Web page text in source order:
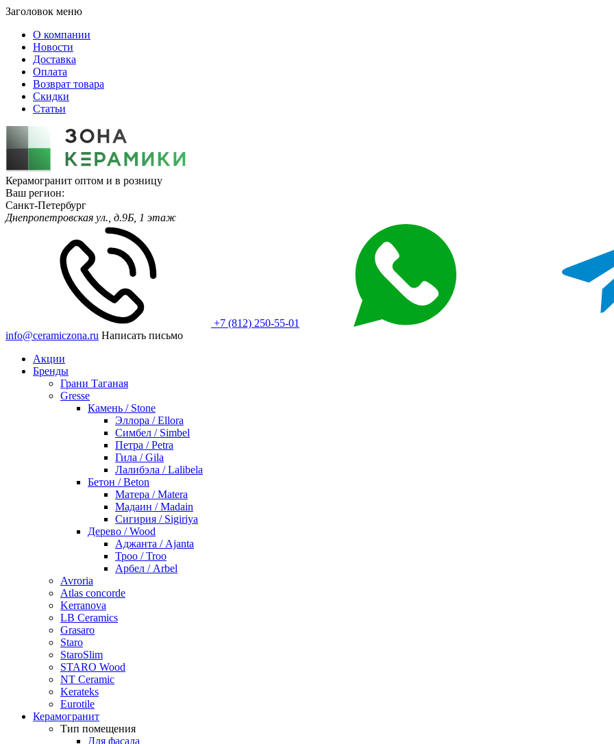
Заголовок меню
О компании
Новости
Доставка
Оплата
Возврат товара
Скидки
Статьи
Керамогранит оптом и в розницу
Ваш регион:
Санкт-Петербург
Днепропетровская ул., д.9Б, 1 этаж
+7 (812) 250-55-01
info@ceramiczona.ru Написать письмо
Акции
Бренды
Грани Таганая
Gresse
Камень / Stone
Эллора / Ellora
Симбел / Simbel
Петра / Petra
Гила / Gila
Лалибэла / Lalibela
Бетон / Beton
Матера / Matera
Мадаин / Madain
Сигирия / Sigiriya
Дерево / Wood
Аджанта / Ajanta
Троо / Troo
Арбел / Arbel
Avroria
Atlas concorde
Kerranova
LB Ceramics
Grasaro
Staro
StaroSlim
STARO Wood
NT Ceramic
Kerateks
Eurotile
Керамогранит
Тип помещения
Для фасада